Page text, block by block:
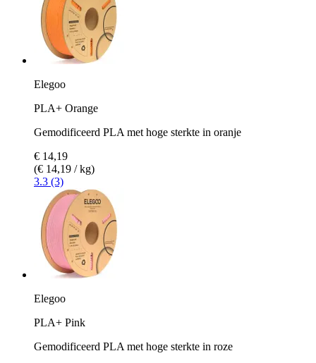
Elegoo
PLA+ Orange
Gemodificeerd PLA met hoge sterkte in oranje
€ 14,19
(€ 14,19 / kg)
3.3 (3)
Elegoo
PLA+ Pink
Gemodificeerd PLA met hoge sterkte in roze